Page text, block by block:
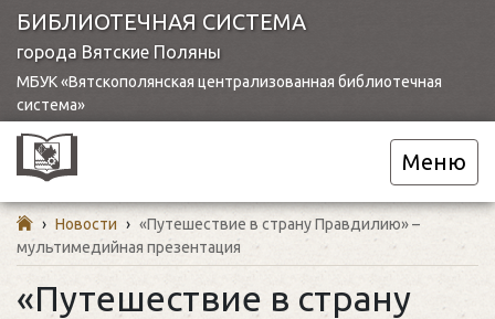
БИБЛИОТЕЧНАЯ СИСТЕМА
города Вятские Поляны
МБУК «Вятскополянская централизованная библиотечная
система»
Меню
› Новости › «Путешествие в страну Правдилию» –
мультимедийная презентация
«Путешествие в страну